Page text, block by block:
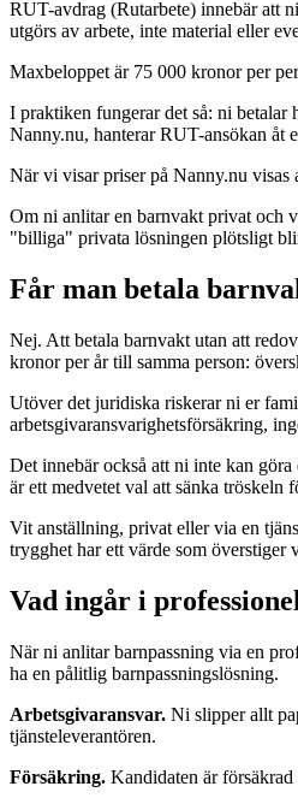
RUT-avdrag (Rutarbete) innebär att
utgörs av arbete, inte material eller
Maxbeloppet är 75 000 kronor per
I praktiken fungerar det så: ni betalar
Nanny.nu, hanterar RUT-ansökan åt
När vi visar priser på Nanny.nu
Om ni anlitar en barnvakt privat och
"billiga" privata lösningen plötsligt
Får man betala
Nej. Att betala barnvakt utan att
kronor per år till samma person:
Utöver det juridiska riskerar ni er
arbetsgivaransvarighetsförsäkring,
Det innebär också att ni inte kan
är ett medvetet val att sänka tröskeln
Vit anställning, privat eller via en
trygghet har ett värde som överstiger
Vad ingår i
När ni anlitar barnpassning via en
ha en pålitlig barnpassningslösning.
Arbetsgivaransvar. Ni slipper allt
tjänsteleverantören.
Försäkring. Kandidaten är